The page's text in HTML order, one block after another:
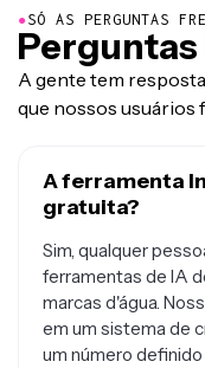
●SÓ AS PERGUNTAS
A gente tem
que nossos usuários
A ferramenta
gratuita?
Sim, qualquer
ferramentas de IA
marcas d'água.
em um sistema de
um número